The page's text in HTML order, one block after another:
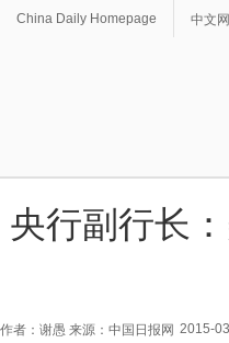
China Daily Homepage 中文
央行副行长
作者：谢愚 来源：中国日报网 2015-